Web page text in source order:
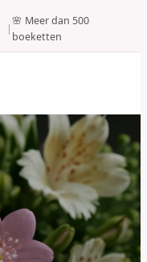
|
🌸 Meer dan 500
boeketten